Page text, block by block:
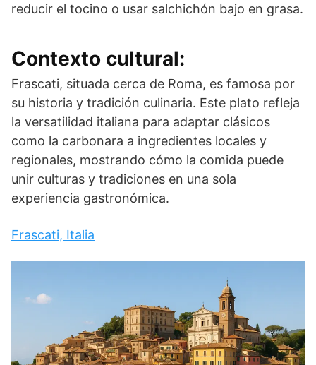
reducir el tocino o usar salchichón bajo en grasa.
Contexto cultural:
Frascati, situada cerca de Roma, es famosa por
su historia y tradición culinaria. Este plato refleja
la versatilidad italiana para adaptar clásicos
como la carbonara a ingredientes locales y
regionales, mostrando cómo la comida puede
unir culturas y tradiciones en una sola
experiencia gastronómica.
Frascati, Italia